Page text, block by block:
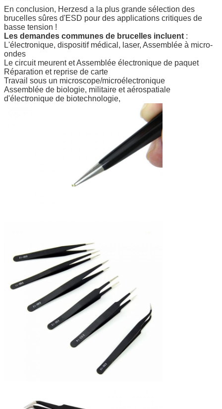
En conclusion, Herzesd a la plus grande sélection des
brucelles sûres d'ESD pour des applications critiques de
basse tension !
Les demandes communes de brucelles incluent :
L'électronique, dispositif médical, laser, Assemblée à micro-
ondes
Le circuit meurent et Assemblée électronique de paquet
Réparation et reprise de carte
Travail sous un microscope/microélectronique
Assemblée de biologie, militaire et aérospatiale
d'électronique de biotechnologie,